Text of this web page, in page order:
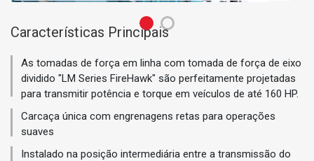
Características Principais
As tomadas de força em linha com tomada de força de eixo
dividido "LM Series FireHawk" são perfeitamente projetadas
para transmitir potência e torque em veículos de até 160 HP.
Carcaça única com engrenagens retas para operações
suaves
Instalado na posição intermediária entre a transmissão do